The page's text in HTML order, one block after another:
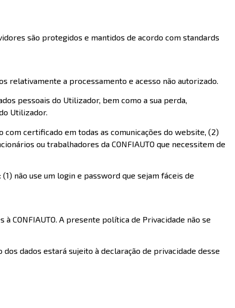
são protegidos e mantidos de acordo com standards
relativamente a processamento e acesso não autorizado.
pessoais do Utilizador, bem como a sua perda,
Utilizador.
com certificado em todas as comunicações do website, (2)
ou trabalhadores da CONFIAUTO que necessitem de
não use um login e password que sejam fáceis de
CONFIAUTO. A presente política de Privacidade não se
dados estará sujeito à declaração de privacidade desse